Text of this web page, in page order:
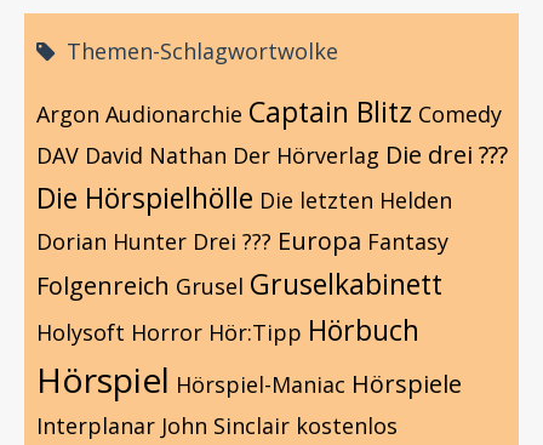
Themen-Schlagwortwolke
Argon Audionarchie Captain Blitz Comedy
DAV David Nathan Der Hörverlag Die drei ???
Die Hörspielhölle Die letzten Helden
Dorian Hunter Drei ??? Europa Fantasy
Folgenreich Grusel Gruselkabinett
Holysoft Horror Hör:Tipp Hörbuch
Hörspiel Hörspiel-Maniac Hörspiele
Interplanar John Sinclair kostenlos